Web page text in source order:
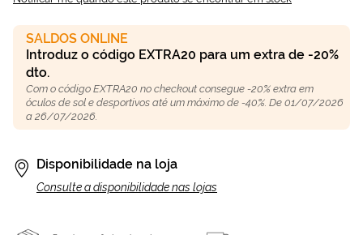
SALDOS ONLINE
Introduz o código EXTRA20 para um extra de -20%
dto.
Com o código EXTRA20 no checkout consegue -20% extra em
óculos de sol e desportivos até um máximo de -40%. De 01/07/2026
a 26/07/2026.
Disponibilidade na loja
Consulte a disponibilidade nas lojas